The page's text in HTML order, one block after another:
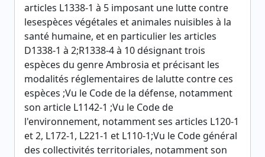
articles L1338-1 à 5 imposant une lutte contre
lesespèces végétales et animales nuisibles à la
santé humaine, et en particulier les articles
D1338-1 à 2;R1338-4 à 10 désignant trois
espèces du genre Ambrosia et précisant les
modalités réglementaires de lalutte contre ces
espèces ;Vu le Code de la défense, notamment
son article L1142-1 ;Vu le Code de
l'environnement, notamment ses articles L120-1
et 2, L172-1, L221-1 et L110-1;Vu le Code général
des collectivités territoriales, notamment son